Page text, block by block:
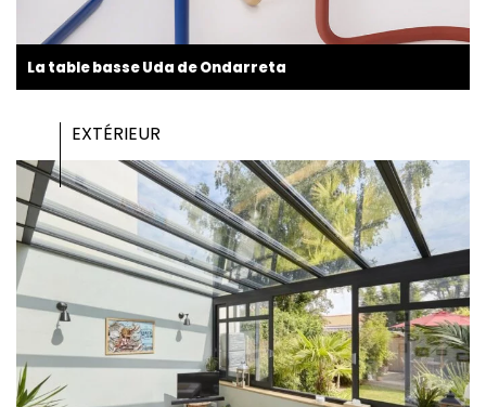
La table basse Uda de Ondarreta
EXTÉRIEUR